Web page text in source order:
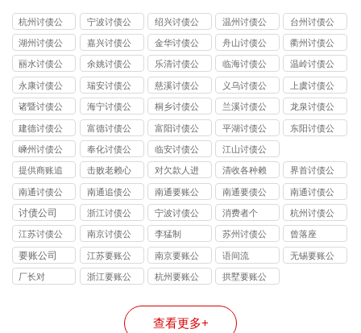
杭州讨债公
司
宁波讨债公
司
绍兴讨债公
司
温州讨债公
司
台州讨债公
司
湖州讨债公
司
嘉兴讨债公
司
金华讨债公
司
舟山讨债公
司
衢州讨债公
司
丽水讨债公
司
余姚讨债公
司
乐清讨债公
司
临海讨债公
司
温岭讨债公
司
永康讨债公
司
瑞安讨债公
司
慈溪讨债公
司
义乌讨债公
司
上虞讨债公
司
诸暨讨债公
司
海宁讨债公
司
桐乡讨债公
司
兰溪讨债公
司
龙泉讨债公
司
建德讨债公
司
富德讨债公
司
富阳讨债公
司
平湖讨债公
司
东阳讨债公
嵊州讨债公
司
奉化讨债公
司
临安讨债公
司
江山讨债公
司
提供商账追
收
击败老赖心
理防线
对欠款人进
行过催讨
清收各种赖
债
界首讨债公
司
南通讨债公
司
南通追债公
司
南通要账公
司
南通要债公
司
南通讨债公
司
讨债公司
浙江讨债公
司
宁波讨债公
司
消费者个
杭州讨债公
司
江苏讨债公
司
南京讨债公
司
李猛制
苏州讨债公
司
曾落座
要账公司
江苏要账公
司
南京要账公
司
语间流
无锡要账公
厂长对
浙江要账公
杭州要账公
拱墅要账公
查看更多+